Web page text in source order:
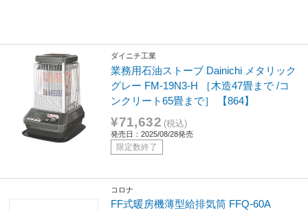
ダイニチ工業
業務用石油ストーブ Dainichi メタリック
グレー FM-19N3-H ［木造47畳まで /コ
ンクリート65畳まで］ 【864】
¥71,632 (税込)
発売日：2025/08/28発売
限定数終了
コロナ
FF式暖房機薄型給排気筒 FFQ-60A